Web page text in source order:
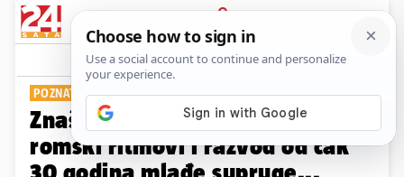
PRIJAVA
Show Komentari
POZNATI PJEVAČ
Znaš li tko sam? Obilježili su ga
romski ritmovi i razvod od čak